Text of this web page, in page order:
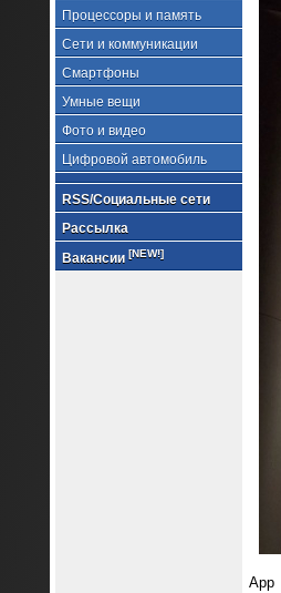
Процессоры и память
Сети и коммуникации
Смартфоны
Умные вещи
Фото и видео
Цифровой автомобиль
RSS/Социальные сети
Рассылка
Вакансии [NEW!]
App